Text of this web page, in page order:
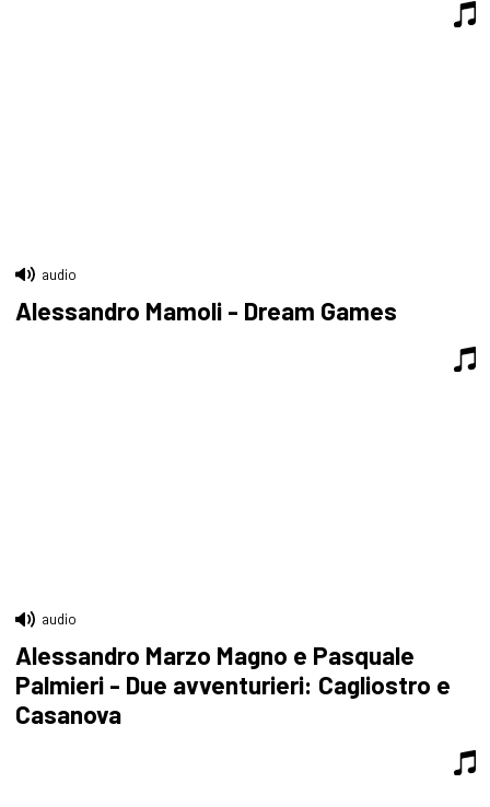
audio
Alessandro Mamoli - Dream Games
audio
Alessandro Marzo Magno e Pasquale
Palmieri - Due avventurieri: Cagliostro e
Casanova